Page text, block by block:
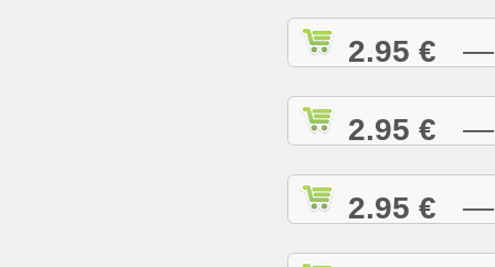
2.95 € —
2.95 € —
2.95 € —